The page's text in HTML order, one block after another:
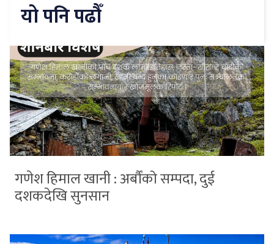
यो पनि पढौँ
गणेश हिमाल खानी : अर्बौंको सम्पदा, दुई
दशकदेखि सुनसान